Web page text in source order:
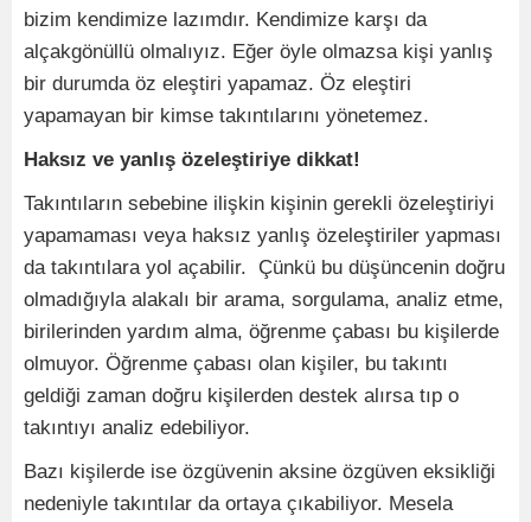
bizim kendimize lazımdır. Kendimize karşı da
alçakgönüllü olmalıyız. Eğer öyle olmazsa kişi yanlış
bir durumda öz eleştiri yapamaz. Öz eleştiri
yapamayan bir kimse takıntılarını yönetemez.
Haksız ve yanlış özeleştiriye dikkat!
Takıntıların sebebine ilişkin kişinin gerekli özeleştiriyi
yapamaması veya haksız yanlış özeleştiriler yapması
da takıntılara yol açabilir. Çünkü bu düşüncenin doğru
olmadığıyla alakalı bir arama, sorgulama, analiz etme,
birilerinden yardım alma, öğrenme çabası bu kişilerde
olmuyor. Öğrenme çabası olan kişiler, bu takıntı
geldiği zaman doğru kişilerden destek alırsa tıp o
takıntıyı analiz edebiliyor.
Bazı kişilerde ise özgüvenin aksine özgüven eksikliği
nedeniyle takıntılar da ortaya çıkabiliyor. Mesela